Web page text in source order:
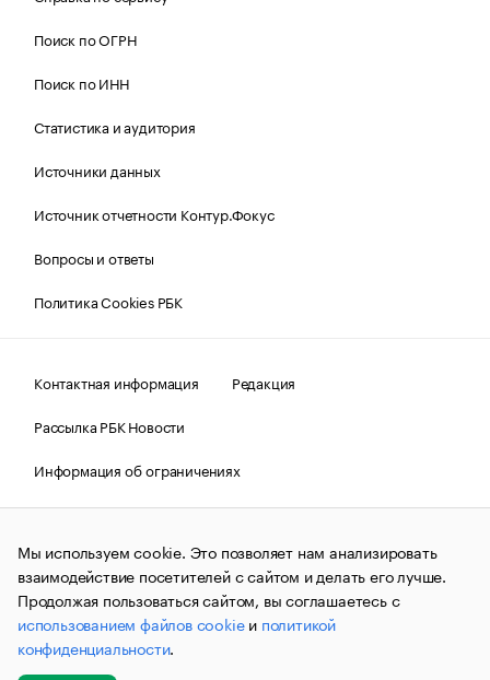
Поиск по ОГРН
Поиск по ИНН
Статистика и аудитория
Источники данных
Источник отчетности Контур.Фокус
Вопросы и ответы
Политика Cookies РБК
Контактная информация
Редакция
Рассылка РБК Новости
Информация об ограничениях
Правовая информация
О соблюдении авторских прав
© АО «РОСБИЗНЕСКОНСАЛТИНГ»,1995–2026.Сообщения
и материалы информационного агентства «РБК»
(зарегистрировано Федеральной службой по надзору в сфере
связи, информационных технологий и массовых
коммуникаций (Роскомнадзор) 09.12.2015 за номером ИА
№ФС77-63848) сопровождаются пометкой «РБК». Отдельные
публикации могут содержать информацию,
Мы используем cookie. Это позволяет нам анализировать
взаимодействие посетителей с сайтом и делать его лучше.
Продолжая пользоваться сайтом, вы соглашаетесь с
использованием файлов cookieи политикой
конфиденциальности.